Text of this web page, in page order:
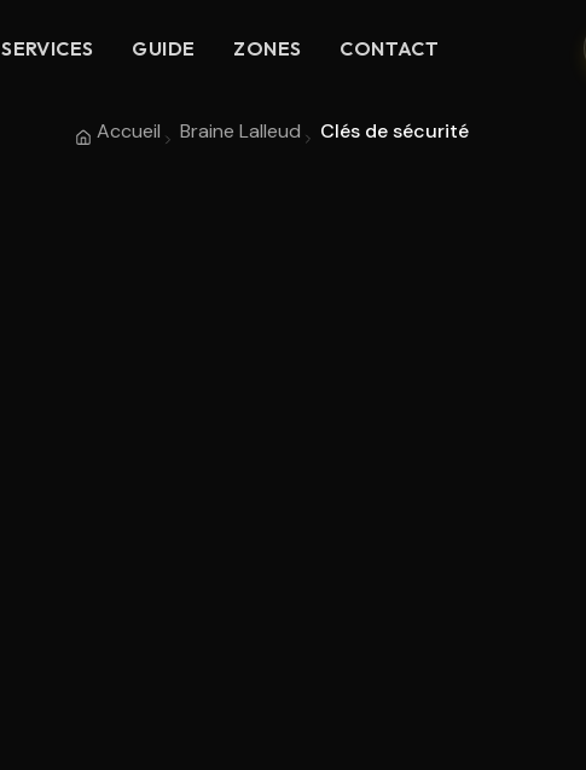
SERVICES GUIDE ZONES CONTACT
Accueil Braine Lalleud Clés de sécurité